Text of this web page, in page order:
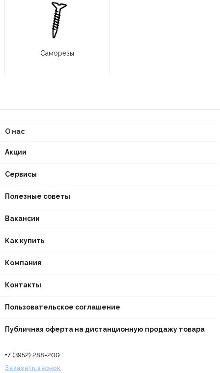
Саморезы
О нас
Акции
Сервисы
Полезные советы
Вакансии
Как купить
Компания
Контакты
Пользовательское соглашение
Публичная оферта на дистанционную продажу товара
+7 (3952) 288-200
Заказать звонок